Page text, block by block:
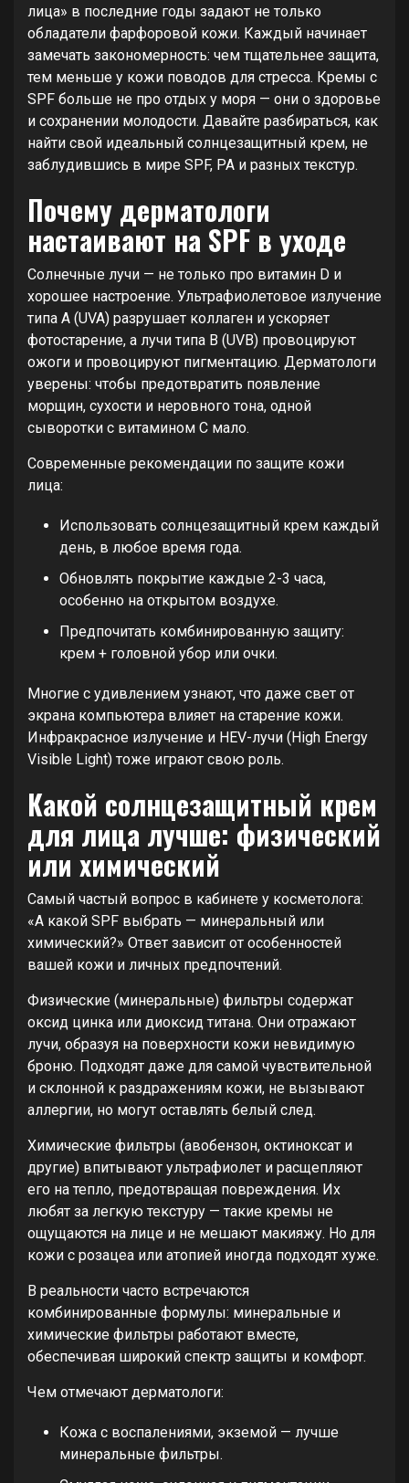
лица» в последние годы задают не только
обладатели фарфоровой кожи. Каждый начинает
замечать закономерность: чем тщательнее защита,
тем меньше у кожи поводов для стресса. Кремы с
SPF больше не про отдых у моря — они о здоровье
и сохранении молодости. Давайте разбираться, как
найти свой идеальный солнцезащитный крем, не
заблудившись в мире SPF, PA и разных текстур.
Почему дерматологи
настаивают на SPF в уходе
Солнечные лучи — не только про витамин D и
хорошее настроение. Ультрафиолетовое излучение
типа А (UVA) разрушает коллаген и ускоряет
фотостарение, а лучи типа B (UVB) провоцируют
ожоги и провоцируют пигментацию. Дерматологи
уверены: чтобы предотвратить появление
морщин, сухости и неровного тона, одной
сыворотки с витамином С мало.
Современные рекомендации по защите кожи
лица:
Использовать солнцезащитный крем каждый
день, в любое время года.
Обновлять покрытие каждые 2-3 часа,
особенно на открытом воздухе.
Предпочитать комбинированную защиту:
крем + головной убор или очки.
Многие с удивлением узнают, что даже свет от
экрана компьютера влияет на старение кожи.
Инфракрасное излучение и HEV-лучи (High Energy
Visible Light) тоже играют свою роль.
Какой солнцезащитный крем
для лица лучше: физический
или химический
Самый частый вопрос в кабинете у косметолога:
«А какой SPF выбрать — минеральный или
химический?» Ответ зависит от особенностей
вашей кожи и личных предпочтений.
Физические (минеральные) фильтры содержат
оксид цинка или диоксид титана. Они отражают
лучи, образуя на поверхности кожи невидимую
броню. Подходят даже для самой чувствительной
и склонной к раздражениям кожи, не вызывают
аллергии, но могут оставлять белый след.
Химические фильтры (авобензон, октиноксат и
другие) впитывают ультрафиолет и расщепляют
его на тепло, предотвращая повреждения. Их
любят за легкую текстуру — такие кремы не
ощущаются на лице и не мешают макияжу. Но для
кожи с розацеа или атопией иногда подходят хуже.
В реальности часто встречаются
комбинированные формулы: минеральные и
химические фильтры работают вместе,
обеспечивая широкий спектр защиты и комфорт.
Чем отмечают дерматологи:
Кожа с воспалениями, экземой — лучше
минеральные фильтры.